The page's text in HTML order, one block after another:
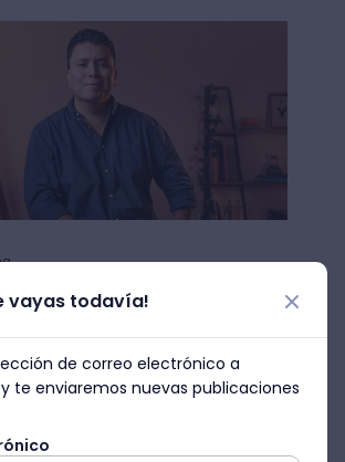
Mindset
Forbes,la pandemia
meses la necesidad de la
digital
. Esto no tiene que ver
vayas todavía!
de correo electrónico a
te enviaremos nuevas publicaciones